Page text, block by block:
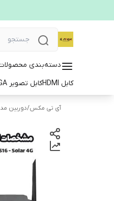
دسته‌بندی
کابل HDMI
کابل تصویر VGA
آی تی مکس/دوربین